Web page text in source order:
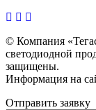
© Компания
светодиодной
защищены.
Информация на
Отправить заявку